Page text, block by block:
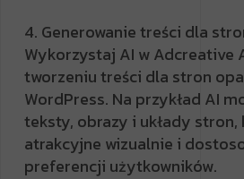
4. Generowanie treści dla
Wykorzystaj AI w Adcreative
tworzeniu treści dla stron
WordPress. Na przykład AI
teksty, obrazy i układy stron,
atrakcyjne wizualnie i
preferencji użytkowników.